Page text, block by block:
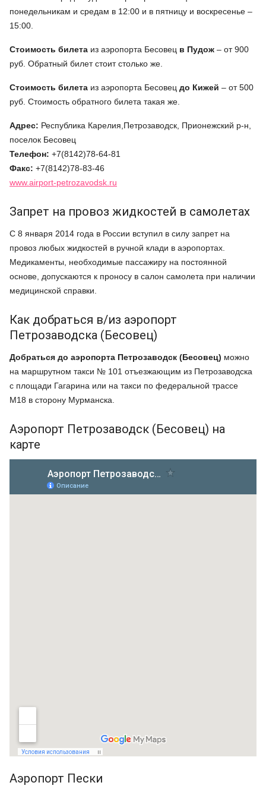
понедельникам и средам в 12:00 и в пятницу и воскресенье –
15:00.
Стоимость билета из аэропорта Бесовец в Пудож – от 900
руб. Обратный билет стоит столько же.
Стоимость билета из аэропорта Бесовец до Кижей – от 500
руб. Стоимость обратного билета такая же.
Адрес: Республика Карелия,Петрозаводск, Прионежский р-н,
поселок Бесовец
Телефон: +7(8142)78-64-81
Факс: +7(8142)78-83-46
www.airport-petrozavodsk.ru
Запрет на провоз жидкостей в самолетах
С 8 января 2014 года в России вступил в силу запрет на
провоз любых жидкостей в ручной клади в аэропортах.
Медикаменты, необходимые пассажиру на постоянной
основе, допускаются к проносу в салон самолета при наличии
медицинской справки.
Как добраться в/из аэропорт
Петрозаводска (Бесовец)
Добраться до аэропорта Петрозаводск (Бесовец) можно
на маршрутном такси № 101 отъезжающим из Петрозаводска
с площади Гагарина или на такси по федеральной трассе
М18 в сторону Мурманска.
Аэропорт Петрозаводск (Бесовец) на
карте
Аэропорт Пески